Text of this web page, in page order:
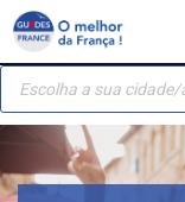
Painel de
Skip
content
Recherche
produits